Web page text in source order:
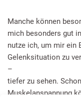
Manche können
mich besonders gut
nutze ich, um mir ein
Gelenksituation zu
–
tiefer zu sehen.
Muskelanspannung